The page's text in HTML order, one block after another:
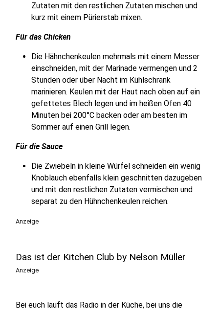
Zutaten mit den restlichen Zutaten mischen und
kurz mit einem Pürierstab mixen.
Für das Chicken
Die Hähnchenkeulen mehrmals mit einem Messer
einschneiden, mit der Marinade vermengen und 2
Stunden oder über Nacht im Kühlschrank
marinieren. Keulen mit der Haut nach oben auf ein
gefettetes Blech legen und im heißen Ofen 40
Minuten bei 200°C backen oder am besten im
Sommer auf einen Grill legen.
Für die Sauce
Die Zwiebeln in kleine Würfel schneiden ein wenig
Knoblauch ebenfalls klein geschnitten dazugeben
und mit den restlichen Zutaten vermischen und
separat zu den Hühnchenkeulen reichen.
Anzeige
Das ist der Kitchen Club by Nelson Müller
Anzeige
Bei euch läuft das Radio in der Küche, bei uns die